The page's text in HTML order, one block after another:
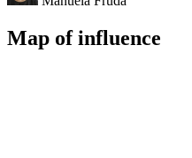
Map of influence